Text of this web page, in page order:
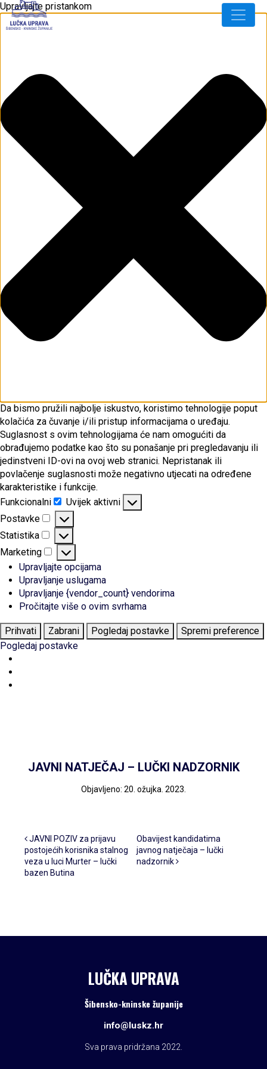
Upravljajte pristankom
Da bismo pružili najbolje iskustvo, koristimo tehnologije poput
kolačića za čuvanje i/ili pristup informacijama o uređaju.
Suglasnost s ovim tehnologijama će nam omogućiti da
obrađujemo podatke kao što su ponašanje pri pregledavanju ili
jedinstveni ID-ovi na ovoj web stranici. Nepristanak ili
povlačenje suglasnosti može negativno utjecati na određene
karakteristike i funkcije.
Funkcionalni
Funkcionalni
Uvijek aktivni
Postavke
Postavke
Statistika
Statistika
Marketing
Marketing
Upravljajte opcijama
Upravljanje uslugama
Upravljanje {vendor_count} vendorima
Pročitajte više o ovim svrhama
Prihvati Zabrani Pogledaj postavke
Spremi preference
Pogledaj postavke
JAVNI NATJEČAJ – LUČKI NADZORNIK
Objavljeno: 20. ožujka. 2023.
Post navigation
JAVNI POZIV za prijavu
postojećih korisnika stalnog
veza u luci Murter – lučki
bazen Butina
Obavijest kandidatima
javnog natječaja – lučki
nadzornik
LUČKA UPRAVA
Šibensko-kninske županije
info@luskz.hr
Sva prava pridržana 2022.